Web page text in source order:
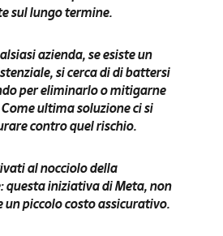
sul lungo termine.
azienda,se esiste un
, si cerca di di battersi
per eliminarlo o mitigarne
ultima soluzione ci si
contro quel rischio.
al nocciolo della
questa iniziativa di Meta, non
un piccolo costo assicurativo.